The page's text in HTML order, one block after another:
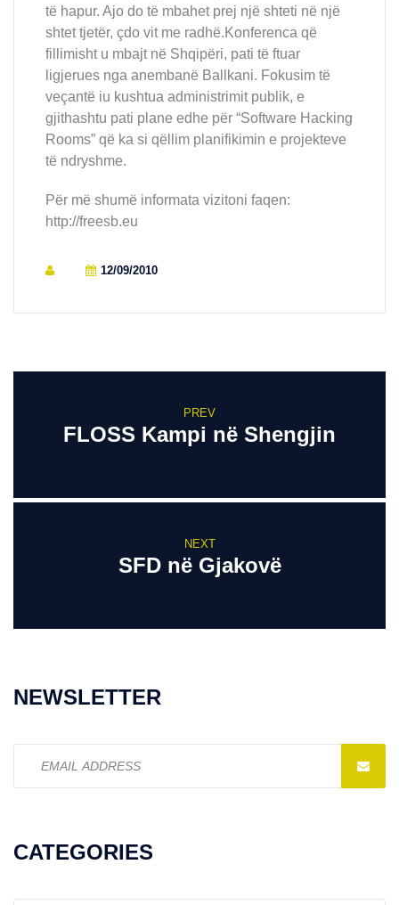
të hapur. Ajo do të mbahet prej një shteti në një
shtet tjetër, çdo vit me radhë.Konferenca që
fillimisht u mbajt në Shqipëri, pati të ftuar
ligjerues nga anembanë Ballkani. Fokusim të
veçantë iu kushtua administrimit publik, e
gjithashtu pati plane edhe për “Software Hacking
Rooms” që ka si qëllim planifikimin e projekteve
të ndryshme.
Për më shumë informata vizitoni faqen:
http://freesb.eu
12/09/2010
PREV
FLOSS Kampi në Shengjin
NEXT
SFD në Gjakovë
NEWSLETTER
address:
CATEGORIES